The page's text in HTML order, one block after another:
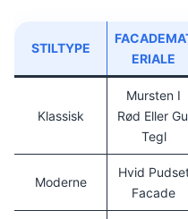
STILTYPE
ERIALE
Klassisk
Mursten I
Rød Eller
Tegl
Moderne
Hvid
Facade